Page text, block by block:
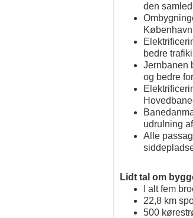
den
bedre
Jernbanen
og bedre
udrulning
Alle
Lidt tal om
I alt fem
22,8 km
500